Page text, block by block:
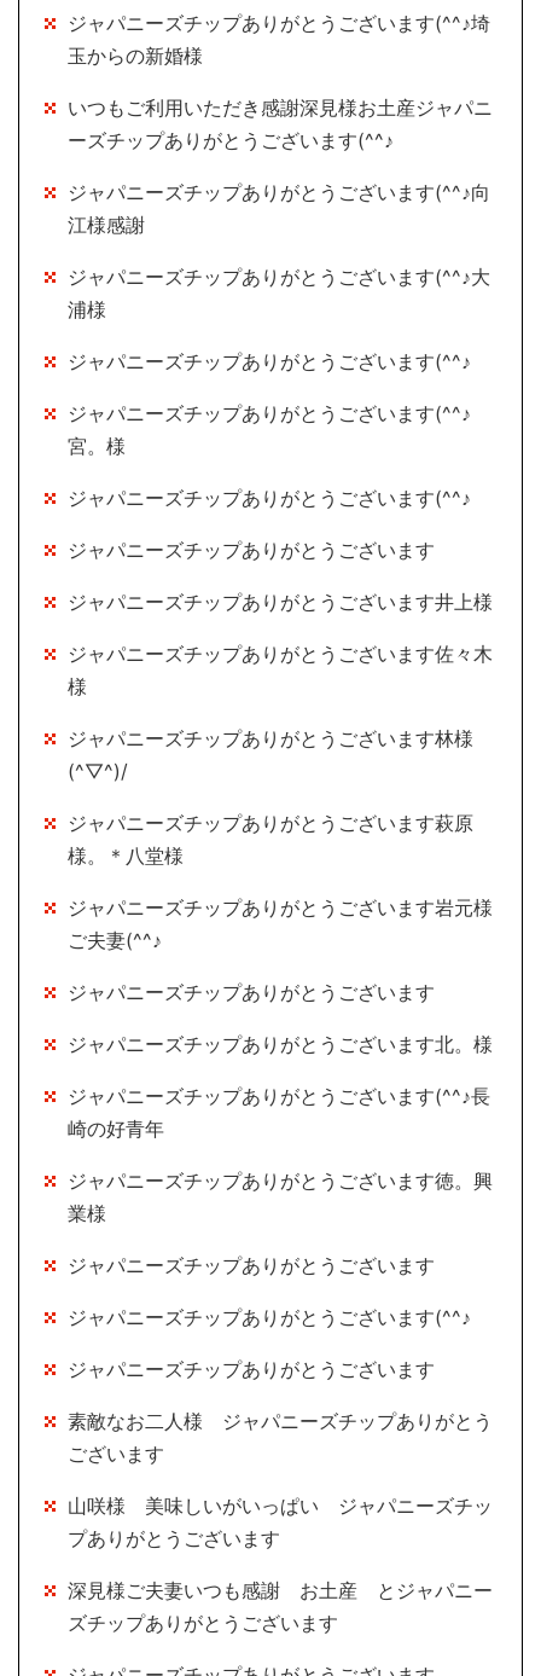
ジャパニーズチップありがとうございます(^^♪埼
玉からの新婚様
いつもご利用いただき感謝深見様お土産ジャパニ
ーズチップありがとうございます(^^♪
ジャパニーズチップありがとうございます(^^♪向
江様感謝
ジャパニーズチップありがとうございます(^^♪大
浦様
ジャパニーズチップありがとうございます(^^♪
ジャパニーズチップありがとうございます(^^♪
宮。様
ジャパニーズチップありがとうございます(^^♪
ジャパニーズチップありがとうございます
ジャパニーズチップありがとうございます井上様
ジャパニーズチップありがとうございます佐々木
様
ジャパニーズチップありがとうございます林様
(^▽^)/
ジャパニーズチップありがとうございます萩原
様。＊八堂様
ジャパニーズチップありがとうございます岩元様
ご夫妻(^^♪
ジャパニーズチップありがとうございます
ジャパニーズチップありがとうございます北。様
ジャパニーズチップありがとうございます(^^♪長
崎の好青年
ジャパニーズチップありがとうございます徳。興
業様
ジャパニーズチップありがとうございます
ジャパニーズチップありがとうございます(^^♪
ジャパニーズチップありがとうございます
素敵なお二人様 ジャパニーズチップありがとう
ございます
山咲様 美味しいがいっぱい ジャパニーズチッ
プありがとうございます
深見様ご夫妻いつも感謝 お土産 とジャパニー
ズチップありがとうございます